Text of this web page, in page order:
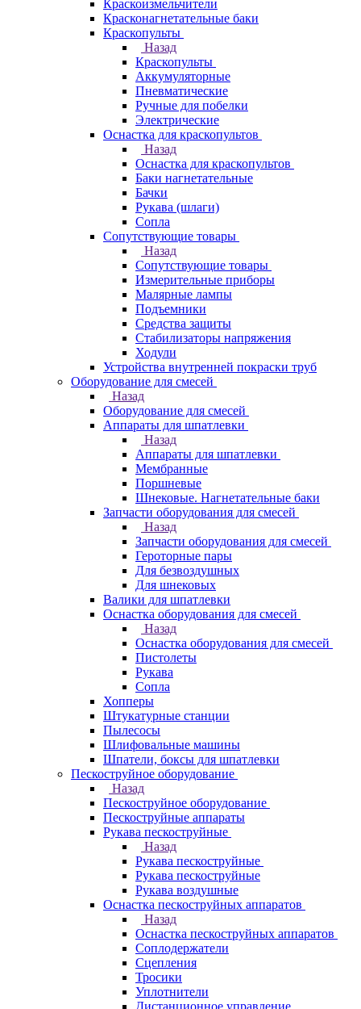
Краскоизмельчители
Красконагнетательные баки
Краскопульты
Назад
Краскопульты
Аккумуляторные
Пневматические
Ручные для побелки
Электрические
Оснастка для краскопультов
Назад
Оснастка для краскопультов
Баки нагнетательные
Бачки
Рукава (шлаги)
Сопла
Сопутствующие товары
Назад
Сопутствующие товары
Измерительные приборы
Малярные лампы
Подъемники
Средства защиты
Стабилизаторы напряжения
Ходули
Устройства внутренней покраски труб
Оборудование для смесей
Назад
Оборудование для смесей
Аппараты для шпатлевки
Назад
Аппараты для шпатлевки
Мембранные
Поршневые
Шнековые. Нагнетательные баки
Запчасти оборудования для смесей
Назад
Запчасти оборудования для смесей
Героторные пары
Для безвоздушных
Для шнековых
Валики для шпатлевки
Оснастка оборудования для смесей
Назад
Оснастка оборудования для смесей
Пистолеты
Рукава
Сопла
Хопперы
Штукатурные станции
Пылесосы
Шлифовальные машины
Шпатели, боксы для шпатлевки
Пескоструйное оборудование
Назад
Пескоструйное оборудование
Пескоструйные аппараты
Рукава пескоструйные
Назад
Рукава пескоструйные
Рукава пескоструйные
Рукава воздушные
Оснастка пескоструйных аппаратов
Назад
Оснастка пескоструйных аппаратов
Соплодержатели
Сцепления
Тросики
Уплотнители
Дистанционное управление